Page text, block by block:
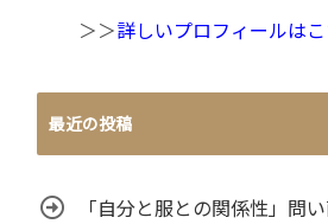
＞＞詳しいプロフィールは
最近の投稿
「自分と服との関係性」問